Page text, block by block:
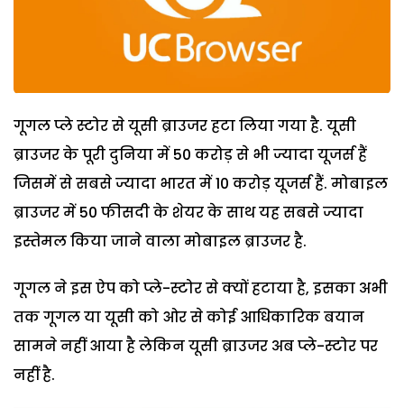
गूगल प्ले स्टोर से यूसी ब्राउजर हटा लिया गया है. यूसी
ब्राउजर के पूरी दुनिया में 50 करोड़ से भी ज्यादा यूजर्स हैं
जिसमें से सबसे ज्यादा भारत में 10 करोड़ यूजर्स हैं. मोबाइल
ब्राउजर में 50 फीसदी के शेयर के साथ यह सबसे ज्यादा
इस्तेमल किया जाने वाला मोबाइल ब्राउजर है.
गूगल ने इस ऐप को प्ले-स्टोर से क्यों हटाया है, इसका अभी
तक गूगल या यूसी को ओर से कोई आधिकारिक बयान
सामने नहीं आया है लेकिन यूसी ब्राउजर अब प्ले-स्टोर पर
नहीं है.